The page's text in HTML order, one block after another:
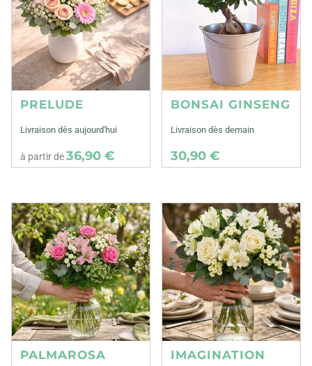
PRELUDE
Livraison dès aujourd'hui
à partir de36,90 €
BONSAI GINSENG
Livraison dès demain
30,90 €
PALMAROSA IMAGINATION